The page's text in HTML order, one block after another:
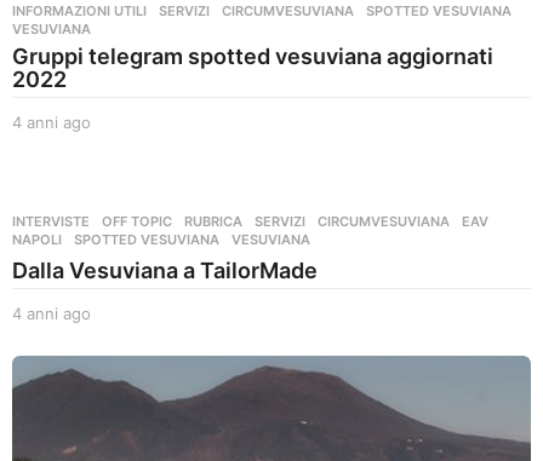
INFORMAZIONI UTILI ,SERVIZI CIRCUMVESUVIANA ,SPOTTED VESUVIANA
VESUVIANA
Gruppi telegram spotted vesuviana aggiornati
2022
4 anni ago
a
o
INTERVISTE ,OFF TOPIC ,RUBRICA ,SERVIZI CIRCUMVESUVIANA ,EAV
NAPOLI
,SPOTTED VESUVIANA ,VESUVIANA
Dalla Vesuviana a TailorMade
4 anni ago
n
n